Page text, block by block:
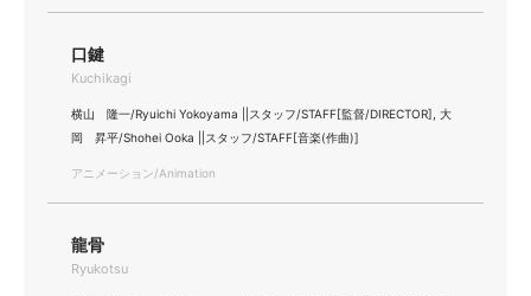
口鍵
Kuchikagi
横山 隆一/Ryuichi Yokoyama ||スタッフ/STAFF[監督/DIRECTOR], 大
岡 昇平/Shohei Ooka ||スタッフ/STAFF[音楽(作曲)]
アニメーション/Animation
龍骨
Ryukotsu